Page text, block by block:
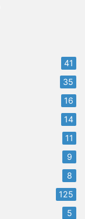
41
35
16
14
11
9
8
125
5